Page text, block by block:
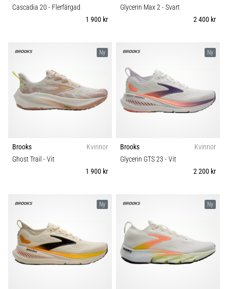
Cascadia 20 - Flerfärgad
1 900 kr
Glycerin Max 2- Svart
2 400 kr
Ny
Brooks
Kvinnor
Ghost Trail - Vit
1 900 kr
Ny
Brooks
Kvinnor
Glycerin GTS 23 - Vit
2 200 kr
Ny Ny